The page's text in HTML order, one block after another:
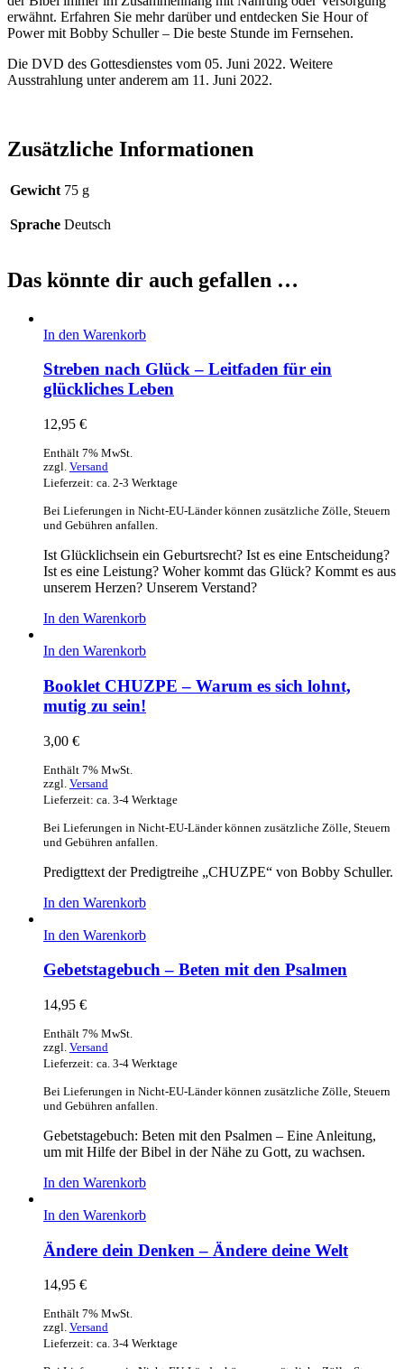
erwähnt. Erfahren Sie mehr darüber und entdecken Sie Hour of
Power mit Bobby Schuller – Die beste Stunde im Fernsehen.
Die DVD des Gottesdienstes vom 05. Juni 2022. Weitere
Ausstrahlung unter anderem am 11. Juni 2022.
Zusätzliche Informationen
Gewicht 75 g
Sprache Deutsch
Das könnte dir auch gefallen …
In den Warenkorb
Streben nach Glück – Leitfaden für ein
glückliches Leben
12,95 €
Enthält 7% MwSt.
zzgl. Versand
Lieferzeit: ca. 2-3 Werktage
Bei Lieferungen in Nicht-EU-Länder können zusätzliche Zölle, Steuern
und Gebühren anfallen.
Ist Glücklichsein ein Geburtsrecht? Ist es eine Entscheidung?
Ist es eine Leistung? Woher kommt das Glück? Kommt es aus
unserem Herzen? Unserem Verstand?
In den Warenkorb
In den Warenkorb
Booklet CHUZPE – Warum es sich lohnt,
mutig zu sein!
3,00 €
Enthält 7% MwSt.
zzgl. Versand
Lieferzeit: ca. 3-4 Werktage
Bei Lieferungen in Nicht-EU-Länder können zusätzliche Zölle, Steuern
und Gebühren anfallen.
Predigttext der Predigtreihe „CHUZPE“ von Bobby Schuller.
In den Warenkorb
In den Warenkorb
Gebetstagebuch – Beten mit den Psalmen
14,95 €
Enthält 7% MwSt.
zzgl. Versand
Lieferzeit: ca. 3-4 Werktage
Bei Lieferungen in Nicht-EU-Länder können zusätzliche Zölle, Steuern
und Gebühren anfallen.
Gebetstagebuch: Beten mit den Psalmen – Eine Anleitung,
um mit Hilfe der Bibel in der Nähe zu Gott, zu wachsen.
In den Warenkorb
In den Warenkorb
Ändere dein Denken – Ändere deine Welt
14,95 €
Enthält 7% MwSt.
zzgl. Versand
Lieferzeit: ca. 3-4 Werktage